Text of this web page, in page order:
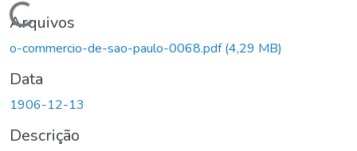
Carregando...
Arquivos
o-commercio-de-sao-paulo-0068.pdf(4,29 MB)
Data
1906-12-13
Descrição